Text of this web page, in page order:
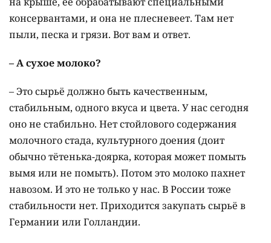
консервантами, и она не плесневеет. Там нет
пыли, песка и грязи. Вот вам и ответ.
– А сухое молоко?
– Это сырьё должно быть качественным,
стабильным, одного вкуса и цвета. У нас сегодня
оно не стабильно. Нет стойлового содержания
молочного стада, культурного доения (доит
обычно тётенька-доярка, которая может помыть
вымя или не помыть). Потом это молоко пахнет
навозом. И это не только у нас. В России тоже
стабильности нет. Приходится закупать сырьё в
Германии или Голландии.